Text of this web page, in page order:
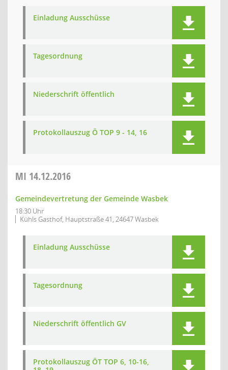
Einladung Ausschüsse
Tagesordnung
Niederschrift öffentlich
Protokollauszug Ö TOP 9 - 14, 16
MI 14.12.2016
Gemeindevertretung der Gemeinde Wasbek
18:30 Uhr
Kühls Gasthof, Hauptstraße 41, 24647 Wasbek
Einladung Ausschüsse
Tagesordnung
Niederschrift öffentlich GV
Protokollauszug ÖT TOP 6, 10-16,